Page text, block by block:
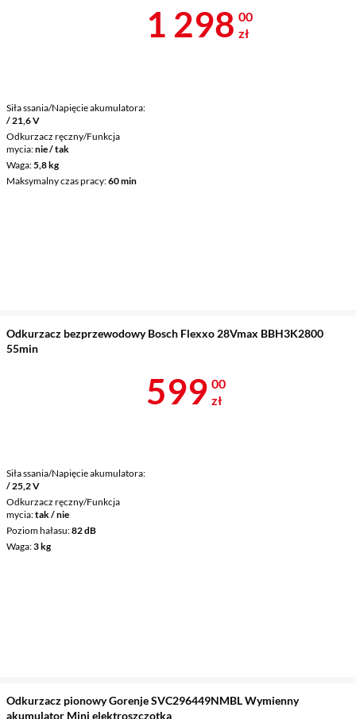
Siła ssania/Napięcie akumulatora
/ 21,6 V
Odkurzacz ręczny/Funkcja
mycia nie / tak
Waga 5,8 kg
Maksymalny czas pracy 60 min
Cena 1 298 zł
1 298 00
zł
Odkurzacz bezprzewodowy Bosch Flexxo 28Vmax BBH3K2800
55min
Siła ssania/Napięcie akumulatora
/ 25,2 V
Odkurzacz ręczny/Funkcja
mycia tak / nie
Poziom hałasu 82 dB
Waga 3 kg
Cena 599 zł
599 00
zł
Odkurzacz pionowy Gorenje SVC296449NMBL Wymienny
akumulator Mini elektroszczotka